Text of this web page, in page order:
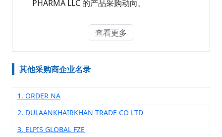
PHARMA LLC 的产品采购动向。
查看更多
其他采购商企业名录
1. ORDER NA
2. DULAANKHAIRKHAN TRADE CO LTD
3. ELPIS GLOBAL FZE